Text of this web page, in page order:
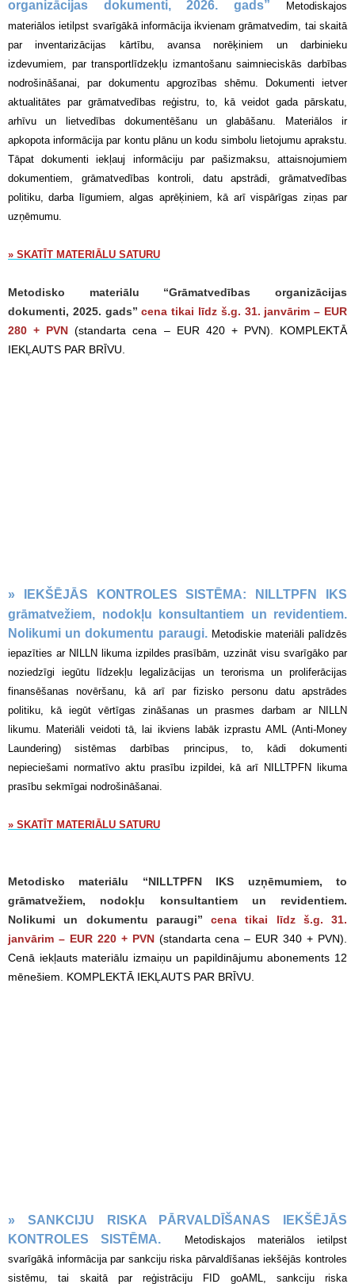
organizācijas dokumenti, 2026. gads”
Metodiskajos
materiālos ietilpst svarīgākā informācija ikvienam grāmatvedim, tai skaitā
par inventarizācijas kārtību, avansa norēķiniem un darbinieku
izdevumiem, par transportlīdzekļu izmantošanu saimnieciskās darbības
nodrošināšanai, par dokumentu apgrozības shēmu. Dokumenti ietver
aktualitātes par grāmatvedības reģistru, to, kā veidot gada pārskatu,
arhīvu un lietvedības dokumentēšanu un glabāšanu. Materiālos ir
apkopota informācija par kontu plānu un kodu simbolu lietojumu aprakstu.
Tāpat dokumenti iekļauj informāciju par pašizmaksu, attaisnojumiem
dokumentiem, grāmatvedības kontroli, datu apstrādi, grāmatvedības
politiku, darba līgumiem, algas aprēķiniem, kā arī vispārīgas ziņas par
uzņēmumu.
» SKATĪT MATERIĀLU SATURU
Metodisko materiālu “Grāmatvedības organizācijas
dokumenti, 2025. gads”cena tikai līdz š.g. 31. janvārim – EUR
280 + PVN (standarta cena – EUR 420 + PVN). KOMPLEKTĀ
IEKĻAUTS PAR BRĪVU.
»
IEKŠĒJĀS KONTROLES SISTĒMA: NILLTPFN IKS
grāmatvežiem, nodokļu konsultantiem un revidentiem.
Nolikumi un dokumentu paraugi. Metodiskie materiāli palīdzēs
iepazīties ar NILLN likuma izpildes prasībām, uzzināt visu svarīgāko par
noziedzīgi iegūtu līdzekļu legalizācijas un terorisma un proliferācijas
finansēšanas novēršanu, kā arī par fizisko personu datu apstrādes
politiku, kā iegūt vērtīgas zināšanas un prasmes darbam ar NILLN
likumu. Materiāli veidoti tā, lai ikviens labāk izprastu AML (Anti-Money
Laundering) sistēmas darbības principus, to, kādi dokumenti
nepieciešami normatīvo aktu prasību izpildei, kā arī NILLTPFN likuma
prasību sekmīgai nodrošināšanai.
» SKATĪT MATERIĀLU SATURU
Metodisko materiālu “NILLTPFN IKS uzņēmumiem, to
grāmatvežiem, nodokļu konsultantiem un revidentiem.
Nolikumi un dokumentu paraugi” cena tikai līdz š.g. 31.
janvārim – EUR 220+ PVN(standarta cena – EUR 340 + PVN).
Cenā iekļauts materiālu izmaiņu un papildinājumu abonements 12
mēnešiem. KOMPLEKTĀ IEKĻAUTS PAR BRĪVU.
» SANKCIJU RISKA PĀRVALDĪŠANAS IEKŠĒJĀS
KONTROLES SISTĒMA.
Metodiskajos materiālos ietilpst
svarīgākā informācija par sankciju riska pārvaldīšanas iekšējās kontroles
sistēmu, tai skaitā par reģistrāciju FID goAML, sankciju riska